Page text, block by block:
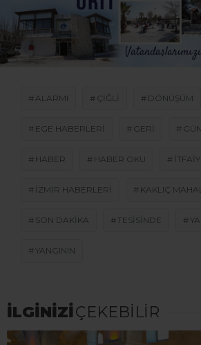
ALARMI ÇIĞLI DÖNÜŞÜM
EGE HABERLERI GERI
HABER HABER OKU
IZMIR HABERLERI KAKLIÇ
SON DAKİKA TESISINDE
YANGININ
İLGİNİZİÇEKEBİLİR